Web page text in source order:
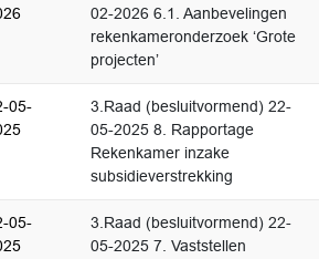
02-2026 6.1. Aanbevelingen
rekenkameronderzoek ‘Grote
projecten’
05-
3.Raad (besluitvormend) 22-
05-2025 8. Rapportage
Rekenkamer inzake
subsidieverstrekking
05-
3.Raad (besluitvormend) 22-
05-2025 7. Vaststellen